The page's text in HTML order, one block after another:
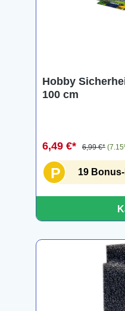
Hobby
100 cm
6,49 €* 6,99 €*
P 19